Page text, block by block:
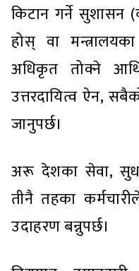
किटान गर्ने सुशासन
होस् वा
अधिकृत तोक्ने
उत्तरदायित्व ऐन,
जानुपर्छ।
अरू देशका सेवा,
तीनै तहका
उदाहरण बन्नुपर्छ।